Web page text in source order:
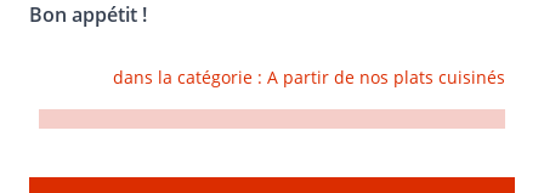
Bon appétit !
dans la catégorie : A partir de nos plats cuisinés